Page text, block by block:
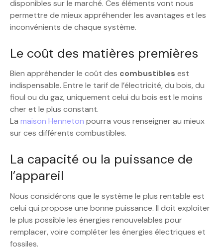
disponibles sur le marché. Ces éléments vont nous
permettre de mieux appréhender les avantages et les
inconvénients de chaque système.
Le coût des matières premières
Bien appréhender le coût des combustibles est
indispensable. Entre le tarif de l’électricité, du bois, du
fioul ou du gaz, uniquement celui du bois est le moins
cher et le plus constant.
La maison Henneton pourra vous renseigner au mieux
sur ces différents combustibles.
La capacité ou la puissance de
l’appareil
Nous considérons que le système le plus rentable est
celui qui propose une bonne puissance. Il doit exploiter
le plus possible les énergies renouvelables pour
remplacer, voire compléter les énergies électriques et
fossiles.